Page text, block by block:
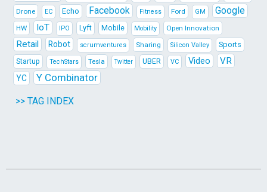
Drone
EC Echo Facebook Fitness Ford GM Google
HW IoT IPO Lyft Mobile Mobility Open Innovation
Retail Robot scrumventures Sharing Silicon Valley Sports
Startup TechStars Tesla Twitter UBER VC Video VR
YC Y Combinator
>> TAG INDEX